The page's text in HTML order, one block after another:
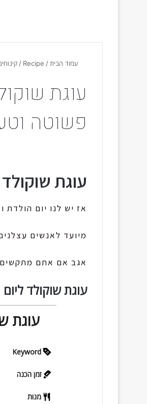
עמוד הבית /
Recipe
/
עוגת
פשוטה
עוגת
אז יש לנו יום הולדת
מיועד לאנשים
אגב אם אתם מתקשים
עוגת שוקולד
עוגת
Keyword
זמן הכנה
מנות